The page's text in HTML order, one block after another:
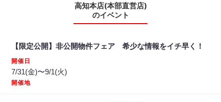
高知本店(本部直営店)
のイベント
【限定公開】非公開物件フェア 希少な情報をイチ早く！
開催日
7/31(金)〜9/1(火)
開催地